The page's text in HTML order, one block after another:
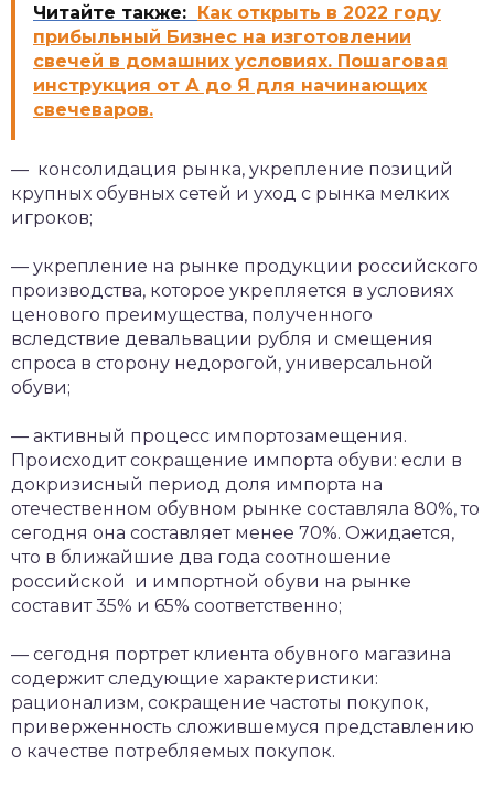
Читайте также: Как открыть в 2022 году
прибыльный Бизнес на изготовлении
свечей в домашних условиях. Пошаговая
инструкция от А до Я для начинающих
свечеваров.
— консолидация рынка, укрепление позиций
крупных обувных сетей и уход с рынка мелких
игроков;
— укрепление на рынке продукции российского
производства, которое укрепляется в условиях
ценового преимущества, полученного
вследствие девальвации рубля и смещения
спроса в сторону недорогой, универсальной
обуви;
— активный процесс импортозамещения.
Происходит сокращение импорта обуви: если в
докризисный период доля импорта на
отечественном обувном рынке составляла 80%, то
сегодня она составляет менее 70%. Ожидается,
что в ближайшие два года соотношение
российской и импортной обуви на рынке
составит 35% и 65% соответственно;
— сегодня портрет клиента обувного магазина
содержит следующие характеристики:
рационализм, сокращение частоты покупок,
приверженность сложившемуся представлению
о качестве потребляемых покупок.